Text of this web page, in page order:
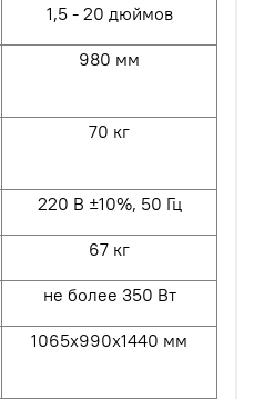
1,5 - 20 дюймов
980 мм
70 кг
220 В ±10%, 50 Гц
67 кг
не более 350 Вт
1065х990х1440 мм